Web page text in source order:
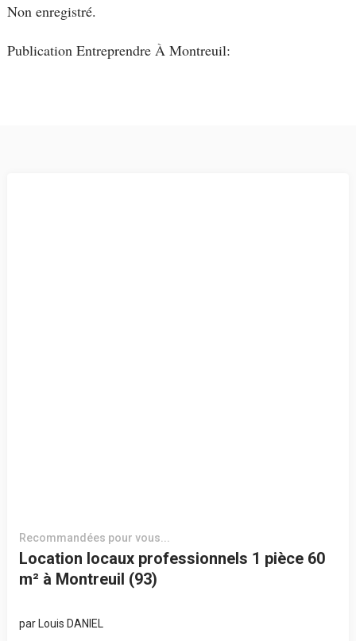
Non enregistré.
Publication Entreprendre À Montreuil:
Recommandées pour vous...
Location locaux professionnels 1 pièce 60
m² à Montreuil (93)
par Louis DANIEL